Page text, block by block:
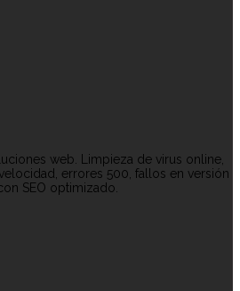
web. Limpieza de virus online,
errores 500, fallos en versión
SEO optimizado.